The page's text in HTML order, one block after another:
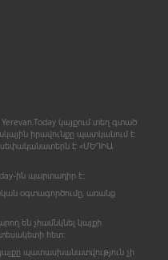
կայքում տեղ գտած
իրավունքը պատկանում է
սեփականատերն է «ՄԵԴԻԱ
ին պարտադիր է:
օգտագործումը, առանց
են չհամնկնել կայքի
հետ:
պատասխանատվություն չի